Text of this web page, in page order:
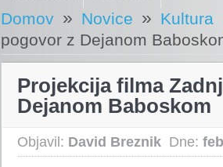
Domov » Novice » Kultura
pogovor z Dejanom
Projekcija filma
Dejanom Baboskom
Objavil: David Breznik Dne: